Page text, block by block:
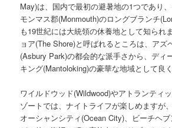
May)は、国内で最初の避暑地の1つであり
モンマス郡(Monmouth)のロングブランチ
も19世紀には大統領の休養地として知られ
ョア(The Shore)と呼ばれるところは、アズ
(Asbury Park)の都会的な派手さから、ディ
キング(Mantoloking)の豪華な地域として良
ワイルドウッド(Wildwood)やアトランティ
ゾートでは、ナイトライフが楽しめますが
オーシャンシティ(Ocean City)、ビーチヘ